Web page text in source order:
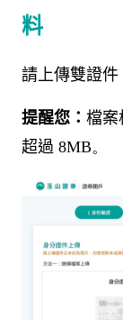
料
請上傳雙證件
提醒您： 檔案
超過 8MB。